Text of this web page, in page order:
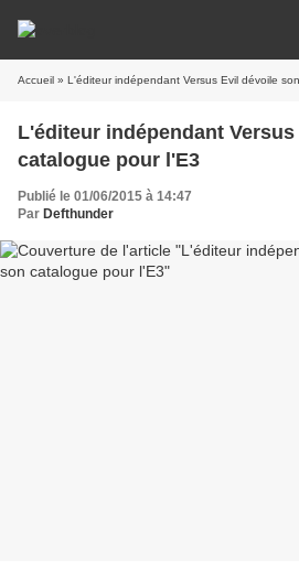
Accueil » L'éditeur indépendant Versus Evil dévoile
L'éditeur indépendant Versus Evil
catalogue pour l'E3
Publié le 01/06/2015 à 14:47
Par Defthunder